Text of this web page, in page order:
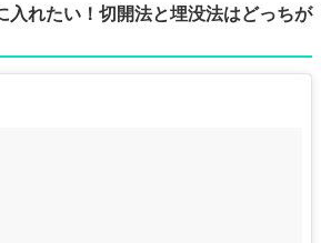
入れたい！切開法と埋没法はどっちが